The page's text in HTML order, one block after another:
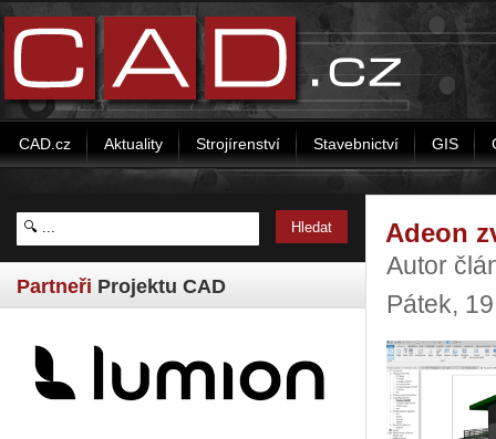
CAD.cz Aktuality Strojírenství Stavebnictví GIS
Partneři Projektu CAD
Adeon
Autor
Pátek,